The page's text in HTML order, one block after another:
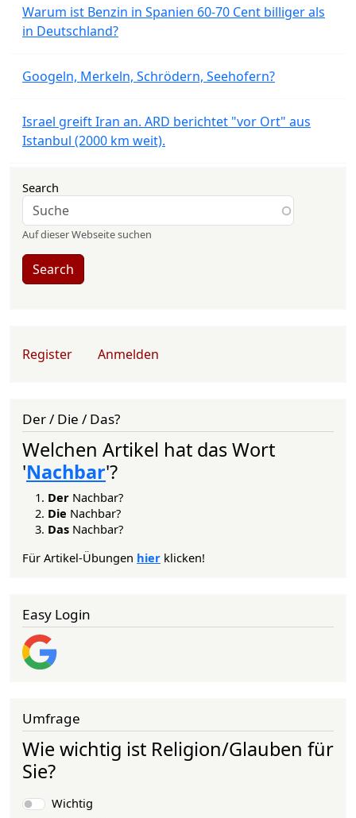
Warum ist Benzin in Spanien 60-70 Cent billiger als
in Deutschland?
Googeln, Merkeln, Schrödern, Seehofern?
Israel greift Iran an. ARD berichtet "vor Ort" aus
Istanbul (2000 km weit).
Search
Auf dieser Webseite suchen
Search
User account menu
Register Anmelden
Der / Die / Das?
Welchen Artikel hat das Wort
'Nachbar'?
Der Nachbar?
Die Nachbar?
Das Nachbar?
Für Artikel-Übungen hier klicken!
Easy Login
Umfrage
Wie wichtig ist Religion/Glauben für
Sie?
Auswahlmöglichkeiten
Wichtig